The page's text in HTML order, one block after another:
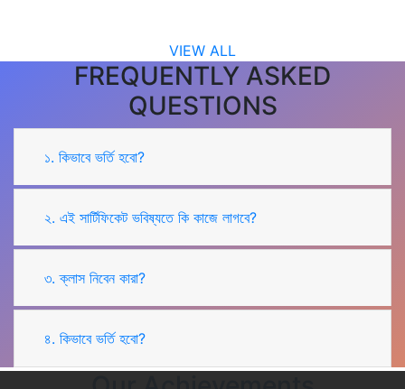
VIEW ALL
FREQUENTLY ASKED
QUESTIONS
১. কিভাবে ভর্তি হবো?
২. এই সার্টিফিকেট ভবিষ্যতে কি কাজে লাগবে?
৩. ক্লাস নিবেন কারা?
৪. কিভাবে ভর্তি হবো?